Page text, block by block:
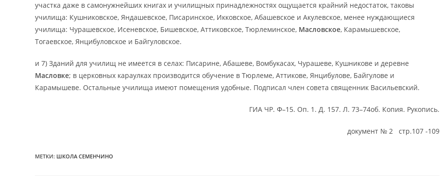
участка даже в самонужнейших книгах и училищных принадлежностях ощущается крайний недостаток, таковы
училища: Кушниковское, Яндашевское, Писаринское, Икковское, Абашевское и Акулевское, менее нуждающиеся
училища: Чурашевское, Исеневское, Бишевское, Аттиковское, Тюрлеминское, Масловское, Карамышевское,
Тогаевское, Янцибуловское и Байгуловское.
и 7) Зданий для училищ не имеется в селах: Писарине, Абашеве, Вомбукасах, Чурашеве, Кушникове и деревне
Масловке; в церковных караулках производится обучение в Тюрлеме, Аттикове, Янцибулове, Байгулове и
Карамышеве. Остальные училища имеют помещения удобные. Подписал член совета священник Васильевский.
ГИА ЧР. Ф–15. Оп. 1. Д. 157. Л. 73–74об. Копия. Рукопись.
документ № 2 стр.107 -109
МЕТКИ: ШКОЛА СЕМЕНЧИНО